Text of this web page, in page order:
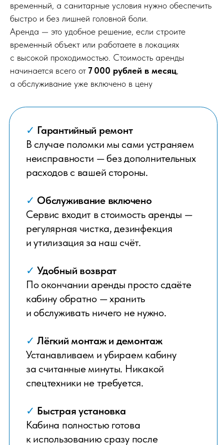
временный, а санитарные условия нужно обеспечить
быстро и без лишней головной боли.
Аренда — это удобное решение, если строите
временный объект или работаете в локациях
с высокой проходимостью. Стоимость аренды
начинается всего от7 000 рублей в месяц,
а обслуживание уже включено в цену